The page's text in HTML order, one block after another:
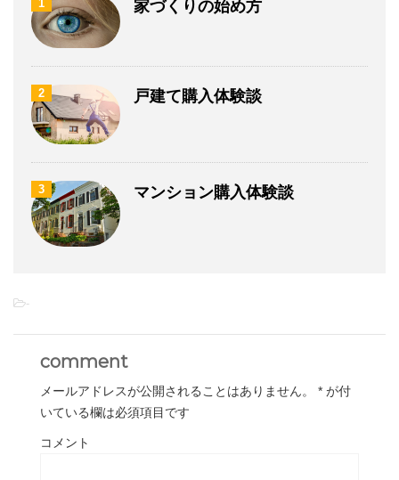
1 家づくりの始め方
2 戸建て購入体験談
3 マンション購入体験談
-
comment
メールアドレスが公開されることはありません。 * が付
いている欄は必須項目です
コメント